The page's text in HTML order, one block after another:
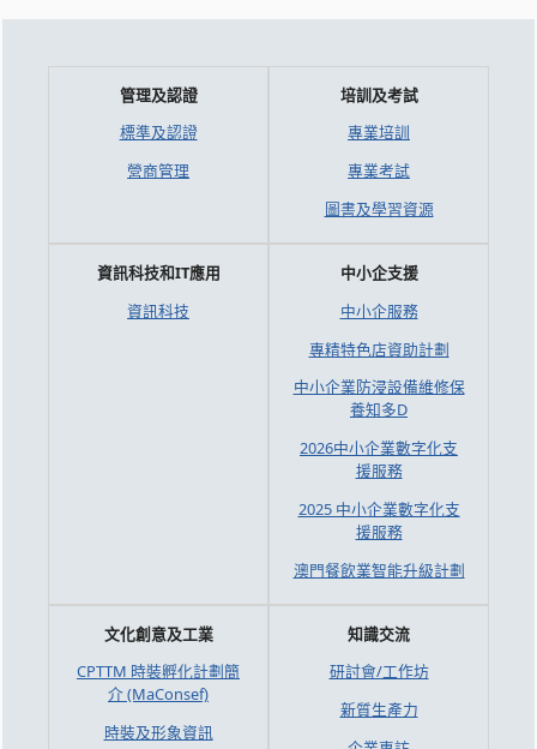
管理及認證
標準及認證
營商管理
培訓及考試
專業培訓
專業考試
圖書及學習資源
資訊科技和IT應用
資訊科技
中小企支援
中小企服務
專精特色店資助計劃
中小企業防浸設備維修保
養知多D
2026中小企業數字化支
援服務
2025 中小企業數字化支
援服務
澳門餐飲業智能升級計劃
文化創意及工業
CPTTM 時裝孵化計劃簡
介 (MaConsef)
時裝及形象資訊
知識交流
研討會/工作坊
新質生產力